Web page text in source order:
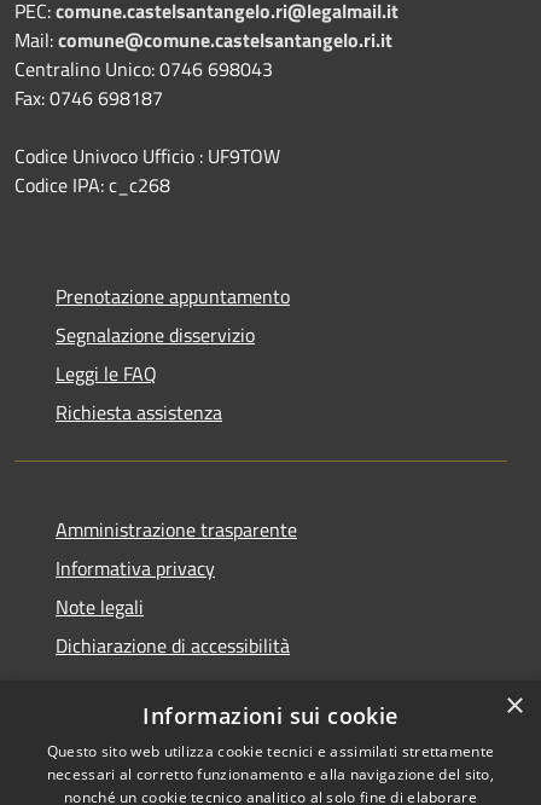
PEC:comune.castelsantangelo.ri@legalmail.it
Mail:comune@comune.castelsantangelo.ri.it
Centralino Unico: 0746 698043
Fax: 0746 698187
Codice Univoco Ufficio : UF9TOW
Codice IPA: c_c268
Prenotazione appuntamento
Segnalazione disservizio
Leggi le FAQ
Richiesta assistenza
Amministrazione trasparente
Informativa privacy
Note legali
Dichiarazione di accessibilità
RSS
Accessibilità
Copyright © 2026 • Comune di
Castel Sant'Angelo • Powered
×
Informazioni sui cookie
Questo sito web utilizza cookie tecnici e assimilati strettamente
necessari al corretto funzionamento e alla navigazione del sito,
nonché un cookie tecnico analitico al solo fine di elaborare